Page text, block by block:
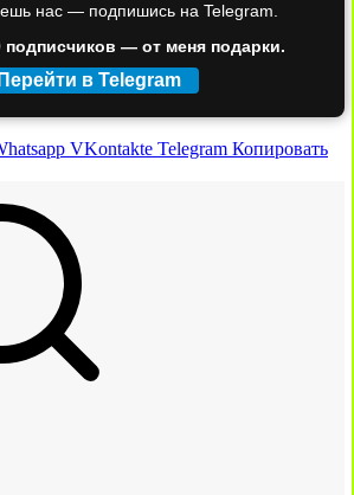
нас — подпишись на Telegram.
— от меня подарки.
Перейти в Telegram
VKontakte Telegram Копировать